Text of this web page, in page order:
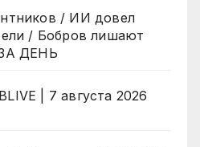
/ ИИ довел
/ Бобров лишают
ДЕНЬ
| 7 августа 2026